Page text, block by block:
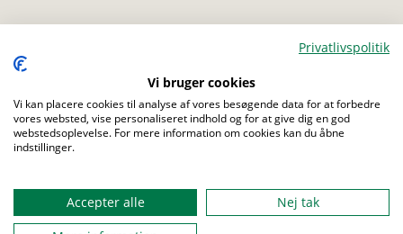
Privatlivspolitik
Vi bruger cookies
Vi kan placere cookies til analyse af vores besøgende data for at forbedre
vores websted, vise personaliseret indhold og for at give dig en god
webstedsoplevelse. For mere information om cookies kan du åbne
indstillinger.
Accepter alle
Nej tak